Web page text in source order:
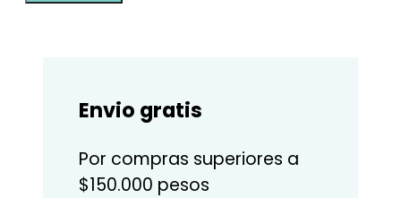
Envio gratis
Por compras superiores a
$150.000 pesos